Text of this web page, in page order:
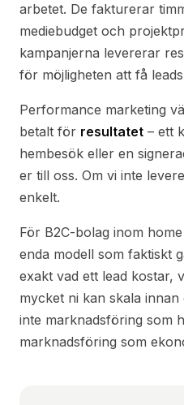
arbetet. De fakturerar
mediebudget och
kampanjerna levererar
för möjligheten att få
Performance marketing
betalt för resultatet – ett
hembesök eller en
er till oss. Om vi inte
enkelt.
För B2C-bolag inom
enda modell som faktiskt
exakt vad ett lead kostar,
mycket ni kan skala
inte marknadsföring som
marknadsföring som